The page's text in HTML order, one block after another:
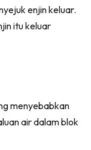
enjin keluar.
itu keluar
menyebabkan
air dalam blok